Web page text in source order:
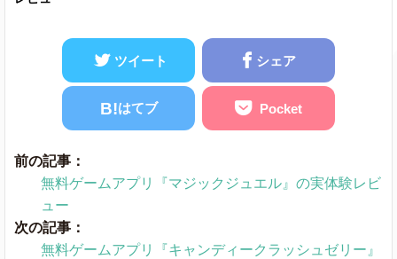
ツイート シェア
B!はてブ Pocket
前の記事：
無料ゲームアプリ『マジックジュエル』の実体験レビ
ュー
次の記事：
無料ゲームアプリ『キャンディークラッシュゼリー』